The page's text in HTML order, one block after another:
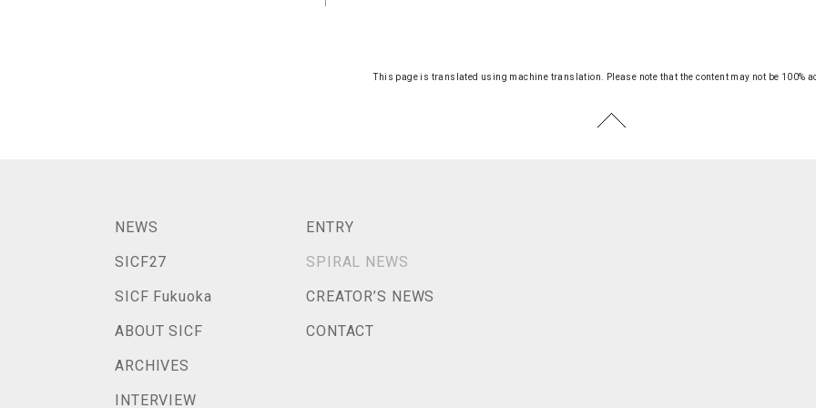
This page is translated using machine translation. Please note that the content may not be 100%
NEWS
SICF27
SICF Fukuoka
ABOUT SICF
ARCHIVES
INTERVIEW
ENTRY
SPIRAL NEWS
CREATOR’S NEWS
CONTACT